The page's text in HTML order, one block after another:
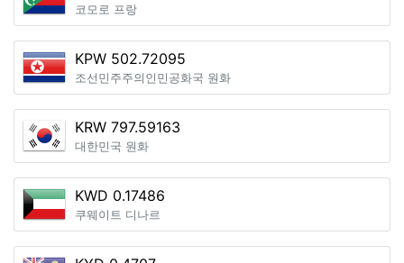
코모로 프랑
KPW 502.72095
조선민주주의인민공화국 원화
KRW 797.59163
대한민국 원화
KWD 0.17486
쿠웨이트 디나르